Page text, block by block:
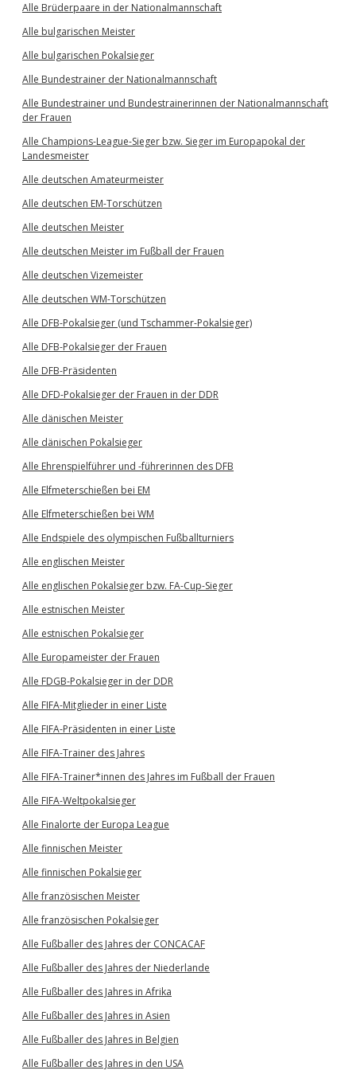
Alle Brüderpaare in der Nationalmannschaft
Alle bulgarischen Meister
Alle bulgarischen Pokalsieger
Alle Bundestrainer der Nationalmannschaft
Alle Bundestrainer und Bundestrainerinnen der Nationalmannschaft
der Frauen
Alle Champions-League-Sieger bzw. Sieger im Europapokal der
Landesmeister
Alle deutschen Amateurmeister
Alle deutschen EM-Torschützen
Alle deutschen Meister
Alle deutschen Meister im Fußball der Frauen
Alle deutschen Vizemeister
Alle deutschen WM-Torschützen
Alle DFB-Pokalsieger (und Tschammer-Pokalsieger)
Alle DFB-Pokalsieger der Frauen
Alle DFB-Präsidenten
Alle DFD-Pokalsieger der Frauen in der DDR
Alle dänischen Meister
Alle dänischen Pokalsieger
Alle Ehrenspielführer und -führerinnen des DFB
Alle Elfmeterschießen bei EM
Alle Elfmeterschießen bei WM
Alle Endspiele des olympischen Fußballturniers
Alle englischen Meister
Alle englischen Pokalsieger bzw. FA-Cup-Sieger
Alle estnischen Meister
Alle estnischen Pokalsieger
Alle Europameister der Frauen
Alle FDGB-Pokalsieger in der DDR
Alle FIFA-Mitglieder in einer Liste
Alle FIFA-Präsidenten in einer Liste
Alle FIFA-Trainer des Jahres
Alle FIFA-Trainer*innen des Jahres im Fußball der Frauen
Alle FIFA-Weltpokalsieger
Alle Finalorte der Europa League
Alle finnischen Meister
Alle finnischen Pokalsieger
Alle französischen Meister
Alle französischen Pokalsieger
Alle Fußballer des Jahres der CONCACAF
Alle Fußballer des Jahres der Niederlande
Alle Fußballer des Jahres in Afrika
Alle Fußballer des Jahres in Asien
Alle Fußballer des Jahres in Belgien
Alle Fußballer des Jahres in den USA